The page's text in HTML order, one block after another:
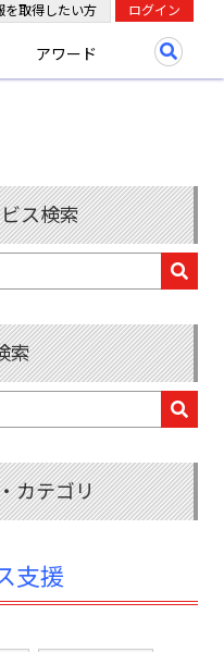
アワード
を取得したい方 ログイン
ス検索
索
カテゴリ
支援